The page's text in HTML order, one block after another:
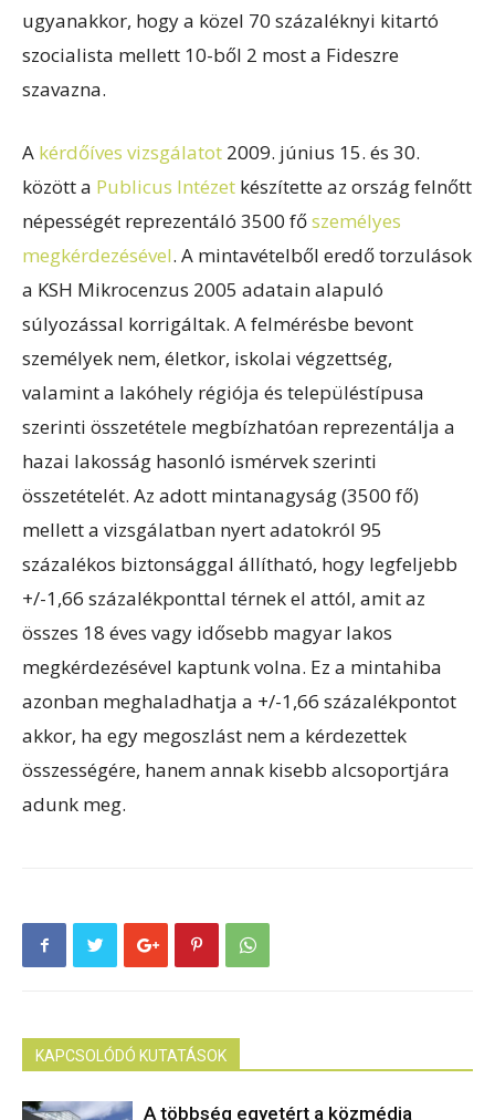
ugyanakkor, hogy a közel 70 százaléknyi kitartó
szocialista mellett 10-ből 2 most a Fideszre
szavazna.
A kérdőíves vizsgálatot 2009. június 15. és 30.
között a Publicus Intézet készítette az ország felnőtt
népességét reprezentáló 3500 főszemélyes
megkérdezésével. A mintavételből eredő torzulások
a KSH Mikrocenzus 2005 adatain alapuló
súlyozással korrigáltak. A felmérésbe bevont
személyek nem, életkor, iskolai végzettség,
valamint a lakóhely régiója és településtípusa
szerinti összetétele megbízhatóan reprezentálja a
hazai lakosság hasonló ismérvek szerinti
összetételét. Az adott mintanagyság (3500 fő)
mellett a vizsgálatban nyert adatokról 95
százalékos biztonsággal állítható, hogy legfeljebb
+/-1,66 százalékponttal térnek el attól, amit az
összes 18 éves vagy idősebb magyar lakos
megkérdezésével kaptunk volna. Ez a mintahiba
azonban meghaladhatja a +/-1,66 százalékpontot
akkor, ha egy megoszlást nem a kérdezettek
összességére, hanem annak kisebb alcsoportjára
adunk meg.
KAPCSOLÓDÓ KUTATÁSOK
A többség egyetért a közmédia